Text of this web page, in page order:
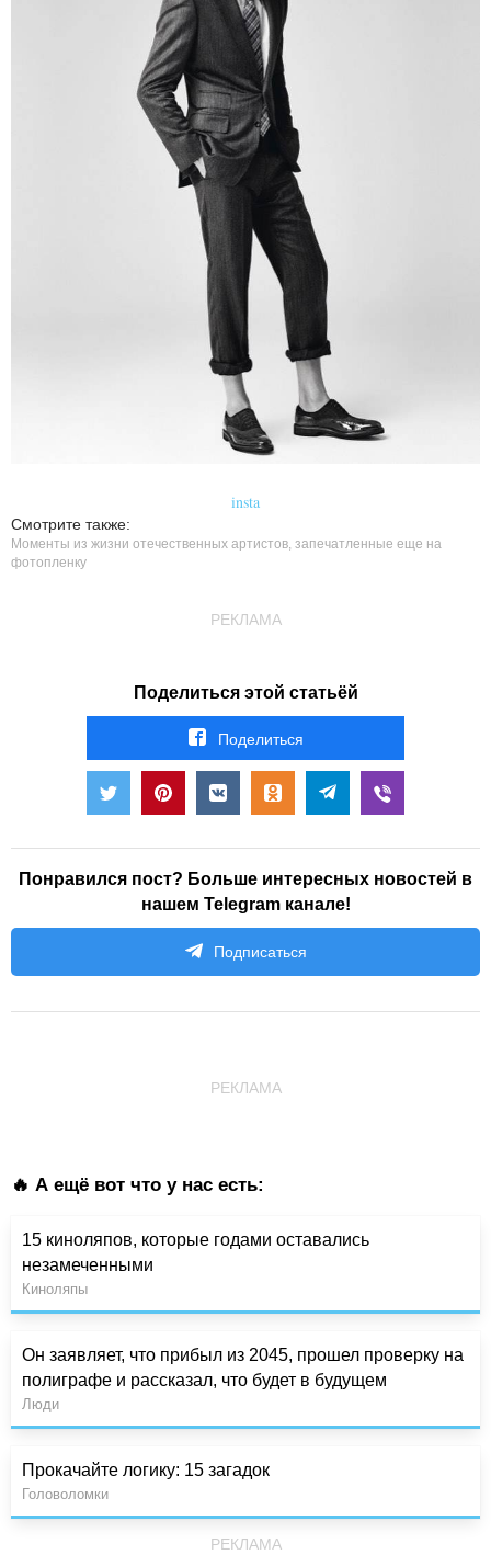
insta
Смотрите также:
Моменты из жизни отечественных артистов, запечатленные еще на
фотопленку
РЕКЛАМА
Поделиться этой статьёй
Поделиться
Понравился пост? Больше интересных новостей в
нашем Telegram канале!
Подписаться
РЕКЛАМА
🔥 А ещё вот что у нас есть:
15 киноляпов, которые годами оставались
незамеченными
Киноляпы
Он заявляет, что прибыл из 2045, прошел проверку на
полиграфе и рассказал, что будет в будущем
Люди
Прокачайте логику: 15 загадок
Головоломки
РЕКЛАМА